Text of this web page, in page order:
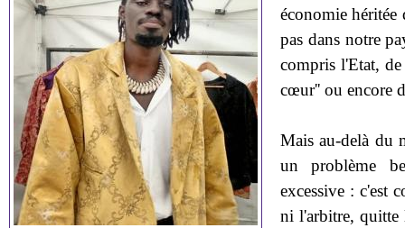
économie héritée
pas dans notre
compris l'Etat,
cœur'' ou encore
Mais au-delà du
un problème
excessive : c'est
ni l'arbitre, quitte